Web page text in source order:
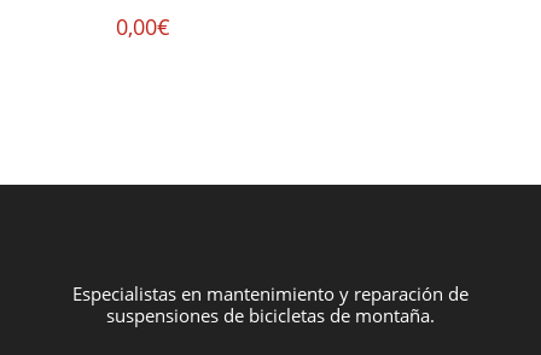
0,00€
Especialistas en mantenimiento y reparación de
suspensiones de bicicletas de montaña.